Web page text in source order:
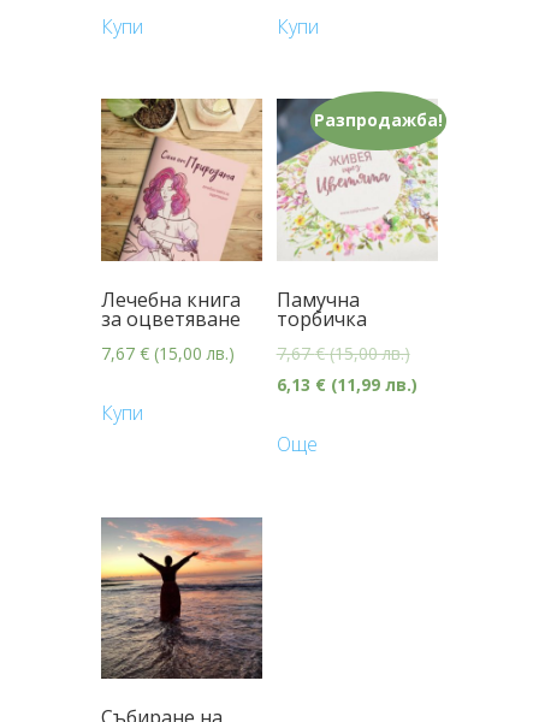
Купи Купи
Лечебна книга
за оцветяване
7,67 € (15,00 лв.)
Купи
Разпродажба!
Памучна
торбичка
7,67€ (15,00 лв.)
6,13 € (11,99 лв.)
Още